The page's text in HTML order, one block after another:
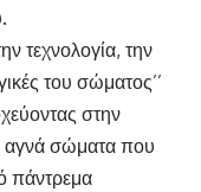
τεχνολογία, την
του σώματος’’
στην
αγνά σώματα που
πάντρεμα